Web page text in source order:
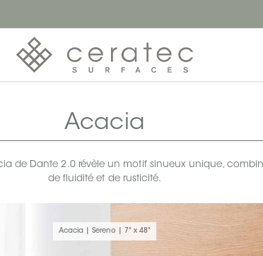
Acacia
de Dante 2.0 révèle un motif sinueux unique,
de fluidité et de rusticité.
Acacia | Sereno | 7" x 48"